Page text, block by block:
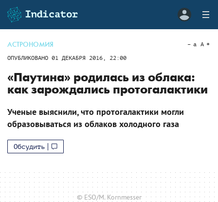
АСТРОНОМИЯ
ОПУБЛИКОВАНО 01 ДЕКАБРЯ 2016, 22:00
a A
«Паутина» родилась из облака:
как зарождались протогалактики
Ученые выяснили, что протогалактики могли
образовываться из облаков холодного газа
Обсудить
© ESO/M. Kornmesser